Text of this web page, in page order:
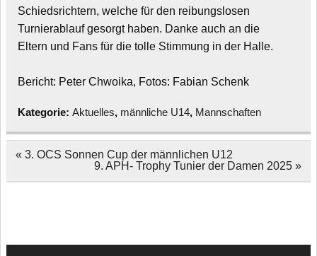
Schiedsrichtern, welche für den reibungslosen
Turnierablauf gesorgt haben. Danke auch an die
Eltern und Fans für die tolle Stimmung in der Halle.
Bericht: Peter Chwoika, Fotos: Fabian Schenk
Kategorie: Aktuelles, männliche U14, Mannschaften
Beitragsnavigation
« 3. OCS Sonnen Cup der männlichen U12
9. APH- Trophy Tunier der Damen 2025 »